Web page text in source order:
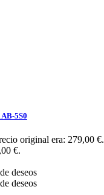
5S0
original era: 279,00 €.
€.
deseos
deseos